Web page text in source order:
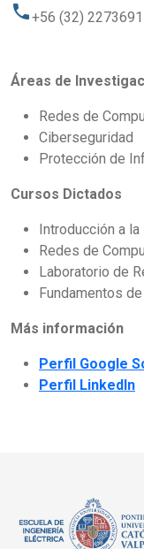
phone+56 (32) 2273691
Áreas de
Redes de
Ciberseguridad
Protección de
Cursos Dictados
Introducción a
Redes de
Laboratorio de
Fundamentos
Más información
Perfil Google
Perfil LinkedIn